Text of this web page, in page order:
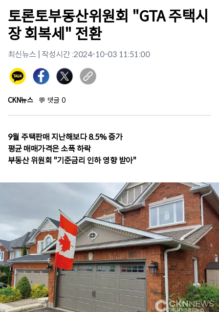
토론토부동산위원회 "GTA 주택시
장 회복세" 전환
최신뉴스 | 작성시간 :2024-10-03 11:51:00
CKN뉴스 💬 댓글 0
9월 주택판매 지난해보다 8.5% 증가
평균 매매가격은 소폭 하락
부동산 위원회 "기준금리 인하 영향 받아"